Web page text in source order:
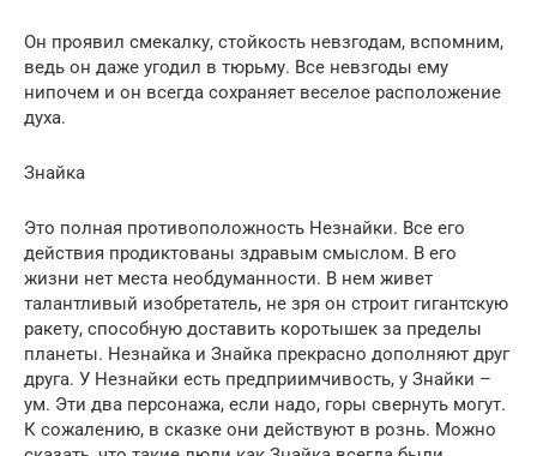
Он проявил смекалку, стойкость невзгодам, вспомним,
ведь он даже угодил в тюрьму. Все невзгоды ему
нипочем и он всегда сохраняет веселое расположение
духа.
Знайка
Это полная противоположность Незнайки. Все его
действия продиктованы здравым смыслом. В его
жизни нет места необдуманности. В нем живет
талантливый изобретатель, не зря он строит гигантскую
ракету, способную доставить коротышек за пределы
планеты. Незнайка и Знайка прекрасно дополняют друг
друга. У Незнайки есть предприимчивость, у Знайки –
ум. Эти два персонажа, если надо, горы свернуть могут.
К сожалению, в сказке они действуют в рознь. Можно